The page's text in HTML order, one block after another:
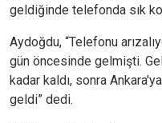
geldiğinde telefonda sık
Aydoğdu, “Telefonu
gün öncesinde gelmişti.
kadar kaldı, sonra
geldi” dedi.